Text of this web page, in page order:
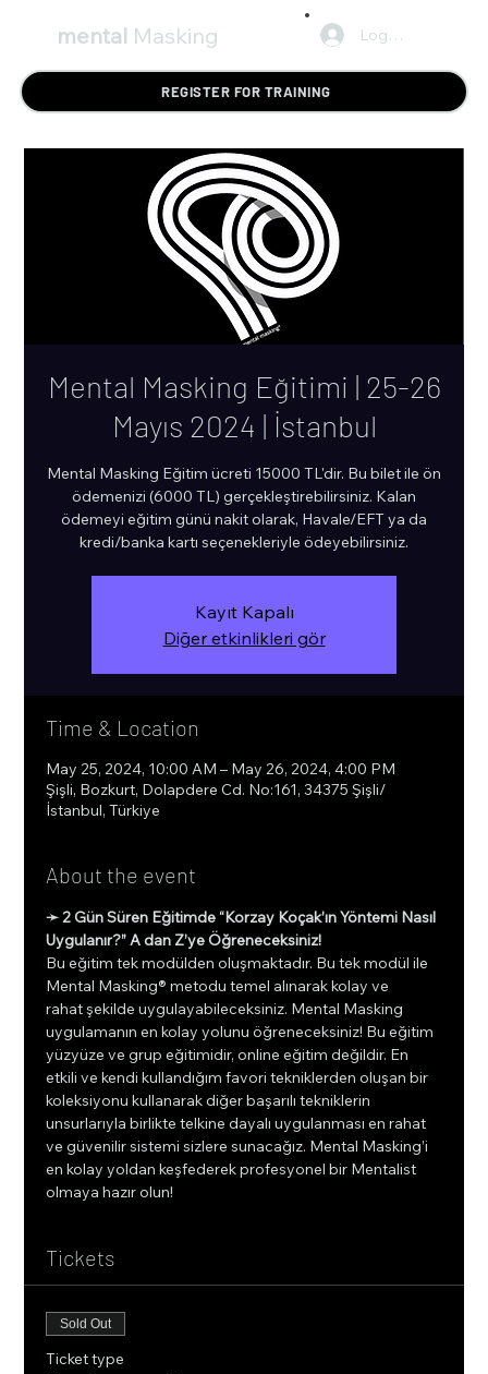
mental Masking Log In
REGISTER FOR TRAINING
Mental Masking Eğitimi | 25-26
Mayıs 2024 | İstanbul
Mental Masking Eğitim ücreti 15000 TL'dir. Bu bilet ile ön
ödemenizi (6000 TL) gerçekleştirebilirsiniz. Kalan
ödemeyi eğitim günü nakit olarak, Havale/EFT ya da
kredi/banka kartı seçenekleriyle ödeyebilirsiniz.
Kayıt Kapalı
Diğer etkinlikleri gör
Time & Location
May 25, 2024, 10:00 AM – May 26, 2024, 4:00 PM
Şişli, Bozkurt, Dolapdere Cd. No:161, 34375 Şişli/
İstanbul, Türkiye
About the event
➛ 2 Gün Süren Eğitimde “Korzay Koçak’ın Yöntemi Nasıl
Uygulanır?” A dan Z’ye Öğreneceksiniz!
Bu eğitim tek modülden oluşmaktadır. Bu tek modül ile
Mental Masking® metodu temel alınarak kolay ve
rahat şekilde uygulayabileceksiniz. Mental Masking
uygulamanın en kolay yolunu öğreneceksiniz! Bu eğitim
yüzyüze ve grup eğitimidir, online eğitim değildir. En
etkili ve kendi kullandığım favori tekniklerden oluşan bir
koleksiyonu kullanarak diğer başarılı tekniklerin
unsurlarıyla birlikte telkine dayalı uygulanması en rahat
ve güvenilir sistemi sizlere sunacağız. Mental Masking’i
en kolay yoldan keşfederek profesyonel bir Mentalist
olmaya hazır olun!
Tickets
Sold Out
Ticket type